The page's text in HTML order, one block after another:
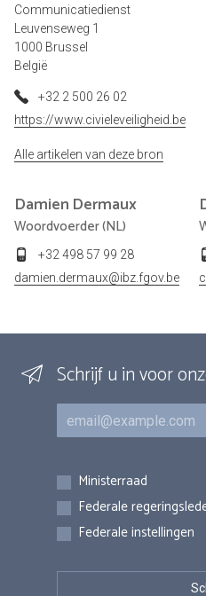
Communicatiedienst
Leuvenseweg 1
1000 Brussel
België
+32 2 500 26 02
https://www.civieleveiligheid.be
Alle artikelen van deze bron
Damien Dermaux
Woordvoerder (NL)
+32 498 57 99 28
damien.dermaux@ibz.fgov.be
Schrijf u in voor
E-mail
Inschrijvingen
Ministerraad
Federale
Federale instellingen